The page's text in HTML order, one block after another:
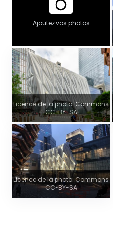
Ajoutez vos photos
Licence de la photo: Commons
CC-BY-SA
Licence de la photo: Commons
CC-BY-SA